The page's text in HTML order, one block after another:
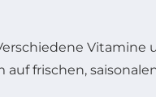
Vitamine
frischen,